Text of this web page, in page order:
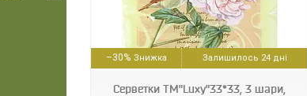
–30% Залишилось 24 дні
Серветки ТМ"Luxy"33*33, 3 шари,
4820212000515